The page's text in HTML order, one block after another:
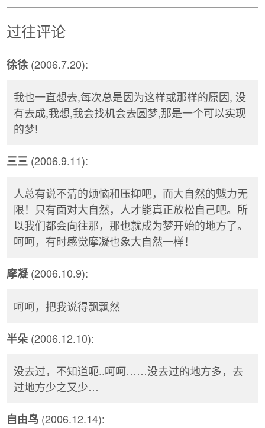
过往评论
徐徐 (2006.7.20):
我也一直想去,每次总是因为这样或那样的原因, 没
有去成,我想,我会找机会去圆梦,那是一个可以实现
的梦!
三三 (2006.9.11):
人总有说不清的烦恼和压抑吧，而大自然的魃力无
限！只有面对大自然，人才能真正放松自己吧。所
以我们都会向往那，那也就成为梦开始的地方了。
呵呵，有时感觉摩凝也象大自然一样！
摩凝(2006.10.9):
呵呵，把我说得飘飘然
半朵 (2006.12.10):
没去过，不知道呃..呵呵……没去过的地方多，去
过地方少之又少…
自由鸟 (2006.12.14):